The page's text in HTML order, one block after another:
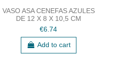
VASO ASA CENEFAS AZULES
DE 12 X 8 X 10,5 CM
€6.74
Add to cart